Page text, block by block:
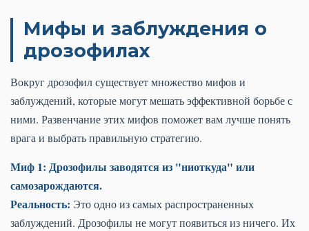
Мифы и заблуждения о
дрозофилах
Вокруг дрозофил существует множество мифов и
заблуждений, которые могут мешать эффективной борьбе с
ними. Развенчание этих мифов поможет вам лучше понять
врага и выбрать правильную стратегию.
Миф 1: Дрозофилы заводятся из "ниоткуда" или
самозарождаются.
Реальность: Это одно из самых распространенных
заблуждений. Дрозофилы не могут появиться из ничего. Их